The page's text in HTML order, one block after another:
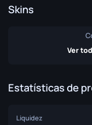
Skins
Ver
Estatísticas de
Liquidez